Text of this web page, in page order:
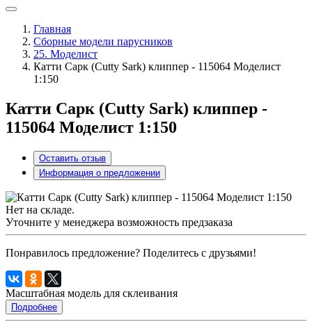
Главная
Сборные модели парусников
25. Моделист
Катти Сарк (Cutty Sark) клиппер - 115064 Моделист
1:150
Катти Сарк (Cutty Sark) клиппер -
115064 Моделист 1:150
Оставить отзыв
Информация о предложении
Нет на складе.
Уточните у менеджера возможность предзаказа
Понравилось предложение? Поделитесь с друзьями!
Масштабная модель для склеивания
Подробнее